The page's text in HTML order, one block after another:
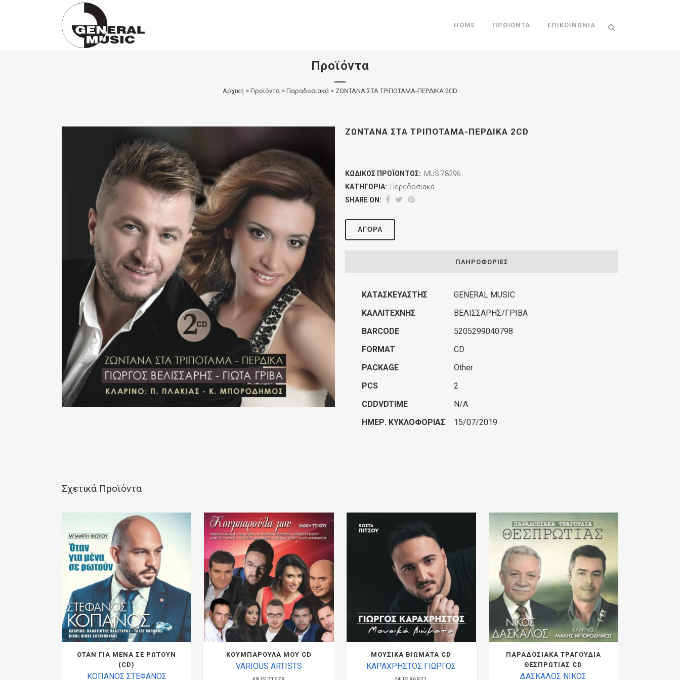
Products
HOME ΠΡΟΪΌΝΤΑ ΕΠΙΚΟΙΝΩΝΊΑ
Προϊόντα
Αρχική > Προϊόντα > Παραδοσιακά > ΖΩΝΤΑΝΑ ΣΤΑ ΤΡΙΠΟΤΑΜΑ-ΠΕΡΔΙΚΑ 2CD
ΖΩΝΤΑΝΑ ΣΤΑ ΤΡΙΠΟΤΑΜΑ-ΠΕΡΔΙΚΑ 2CD
ΚΩΔΙΚΌΣ ΠΡΟΪΌΝΤΟΣ: MUS.78296
ΚΑΤΗΓΟΡΊΑ: Παραδοσιακά
SHARE ON:
ΑΓΟΡΆ
ΠΛΗΡΟΦΟΡΊΕΣ
ΚΑΤΑΣΚΕΥΑΣΤΉΣ
GENERAL MUSIC
ΚΑΛΛΙΤΈΧΝΗΣ
ΒΕΛΙΣΣΑΡΗΣ/ΓΡΙΒΑ
BARCODE
5205299040798
FORMAT
CD
PACKAGE
Other
PCS
2
CDDVDTIME
N/A
ΗΜΕΡ. ΚΥΚΛΟΦΟΡΊΑΣ
15/07/2019
Σχετικά Προϊόντα
ΟΤΑΝ ΓΙΑ ΜΕΝΑ ΣΕ ΡΩΤΟΥΝ
(CD)
ΚΟΠΑΝΟΣ ΣΤΕΦΑΝΟΣ
ΚΟΥΜΠΑΡΟΥΛΑ ΜΟΥ CD
VARIOUS ARTISTS
ΜΟΥΣΙΚΑ ΒΙΩΜΑΤΑ CD
ΚΑΡΑΧΡΗΣΤΟΣ ΓΙΩΡΓΟΣ
ΠΑΡΑΔΟΣΙΑΚΑ ΤΡΑΓΟΥΔΙΑ
ΘΕΣΠΡΩΤΙΑΣ CD
ΔΑΣΚΑΛΟΣ ΝΙΚΟΣ